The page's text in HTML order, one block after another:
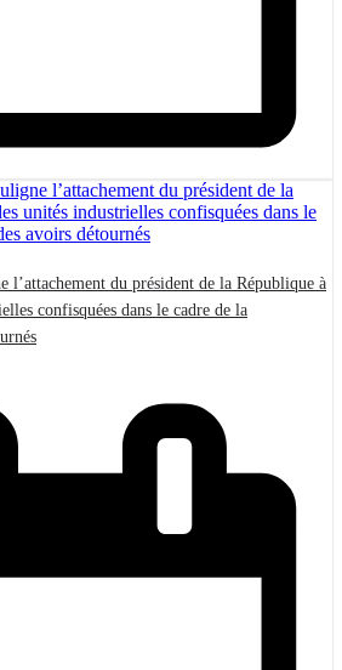
l’attachement du président de la République à
confisquées dans le cadre de la